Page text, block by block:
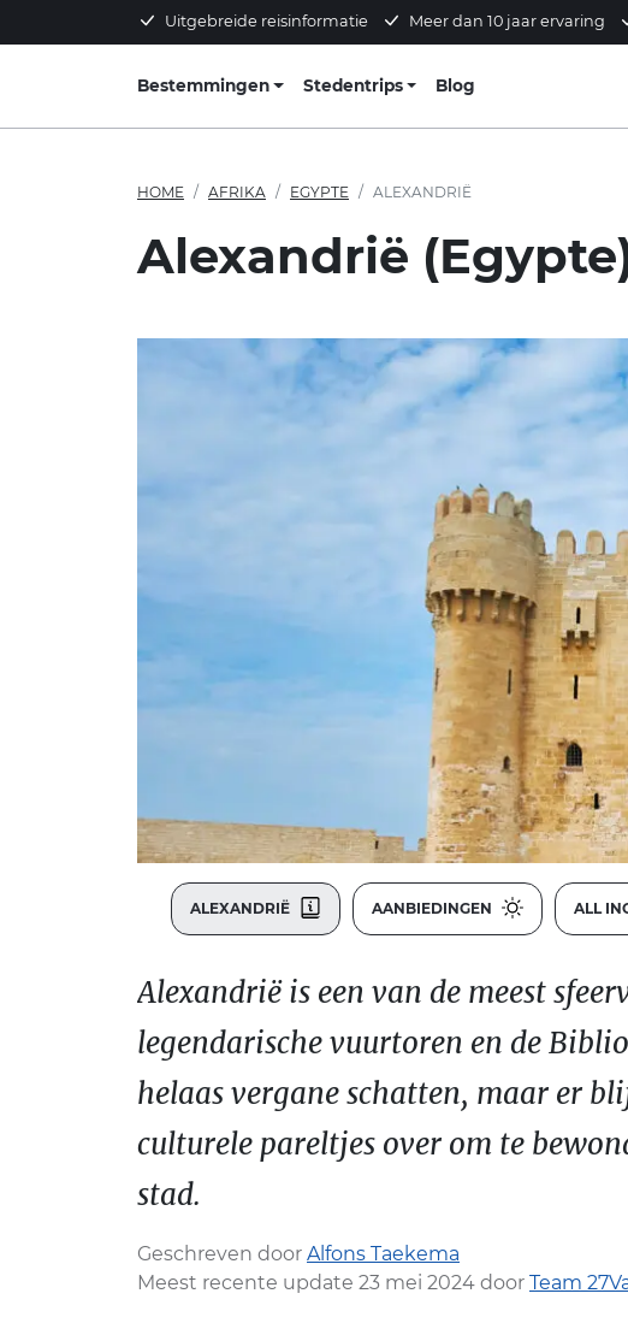
Uitgebreide reisinformatie Meer dan 10 jaar ervaring
Bestemmingen Stedentrips Blog
HOME AFRIKA EGYPTE ALEXANDRIË
Alexandrië
ALEXANDRIË AANBIEDINGEN ALL
Alexandrië is een van de meest
legendarische vuurtoren en de
helaas vergane schatten, maar er
culturele pareltjes over om te
stad.
Geschreven door Alfons Taekema
Meest recente update 23 mei 2024 door Team